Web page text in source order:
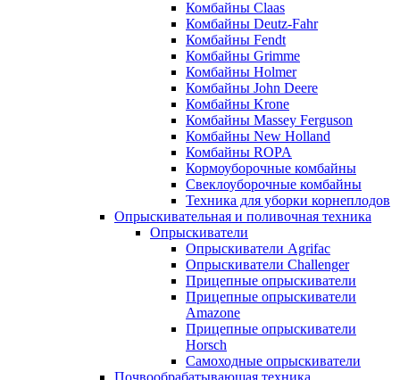
Комбайны Claas
Комбайны Deutz-Fahr
Комбайны Fendt
Комбайны Grimme
Комбайны Holmer
Комбайны John Deere
Комбайны Krone
Комбайны Massey Ferguson
Комбайны New Holland
Комбайны ROPA
Кормоуборочные комбайны
Свеклоуборочные комбайны
Техника для уборки корнеплодов
Опрыскивательная и поливочная техника
Опрыскиватели
Опрыскиватели Agrifac
Опрыскиватели Challenger
Прицепные опрыскиватели
Прицепные опрыскиватели
Amazone
Прицепные опрыскиватели
Horsch
Самоходные опрыскиватели
Почвообрабатывающая техника